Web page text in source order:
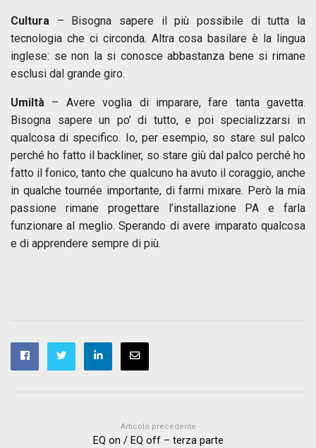
Cultura – Bisogna sapere il più possibile di tutta la
tecnologia che ci circonda. Altra cosa basilare è la lingua
inglese: se non la si conosce abbastanza bene si rimane
esclusi dal grande giro.
Umiltà – Avere voglia di imparare, fare tanta gavetta.
Bisogna sapere un po’ di tutto, e poi specializzarsi in
qualcosa di specifico. Io, per esempio, so stare sul palco
perché ho fatto il backliner, so stare giù dal palco perché ho
fatto il fonico, tanto che qualcuno ha avuto il coraggio, anche
in qualche tournée importante, di farmi mixare. Però la mia
passione rimane progettare l’installazione PA e farla
funzionare al meglio. Sperando di avere imparato qualcosa
e di apprendere sempre di più.
Articolo precedente
EQ on / EQ off – terza parte